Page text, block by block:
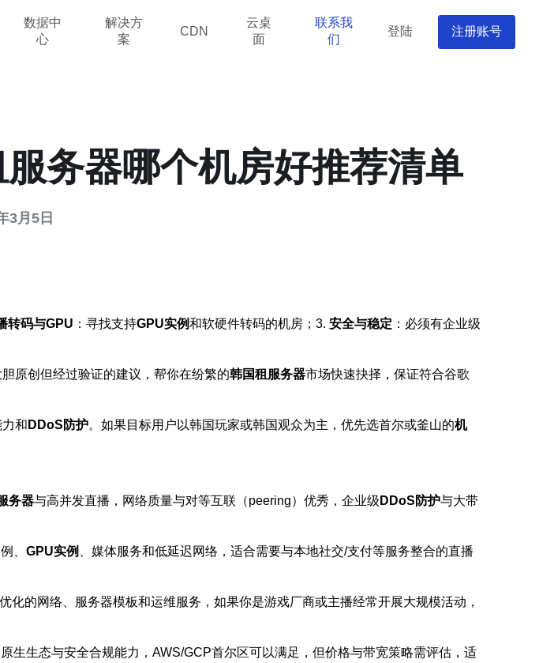
数据中
心
解决方
案
CDN
云桌
面
联系我
们
登陆 注册账号
务器哪个机房好推荐清单
3月5日
转码与GPU ：寻找支持GPU实例和软硬件转码的机房；3. 安全与稳定 ：必须有企业级
原创但经过验证的建议，帮你在纷繁的韩国租服务器市场快速抉择，保证符合谷歌
力和 DDoS防护。如果目标用户以韩国玩家或韩国观众为主，优先选首尔或釜山的机
务器与高并发直播，网络质量与对等互联（peering）优秀，企业级 DDoS防护与大带
、 GPU实例
、媒体服务和低延迟网络，适合需要与本地社交/支付等服务整合的直播
化的网络、服务器模板和运维服务，如果你是游戏厂商或主播经常开展大规模活动，
生生态与安全合规能力，AWS/GCP首尔区可以满足，但价格与带宽策略需评估，适